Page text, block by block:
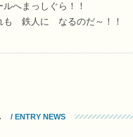
へまっしぐら！！
鉄人に なるのだ～！！
/ ENTRY NEWS